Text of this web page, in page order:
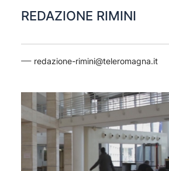
REDAZIONE RIMINI
redazione-rimini@teleromagna.it